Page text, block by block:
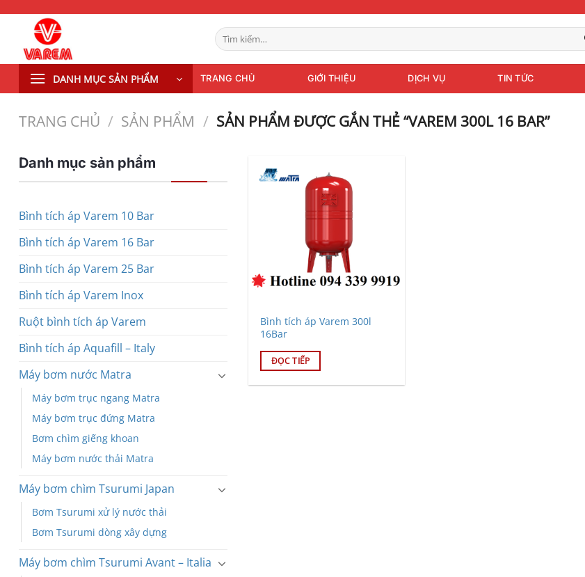
dung
Tìm
kiếm:
DANH MỤC SẢN PHẨM TRANG CHỦ GIỚI THIỆU DỊCH VỤ TIN TỨC
TRANG CHỦ / SẢN PHẨM / SẢN PHẨM ĐƯỢC GẮN THẺ “VAREM 300L 16 BAR”
Danh mục sản phẩm
Bình tích áp Varem 10 Bar
Bình tích áp Varem 16 Bar
Bình tích áp Varem 25 Bar
Bình tích áp Varem Inox
Ruột bình tích áp Varem
Bình tích áp Aquafill – Italy
Máy bơm nước Matra
Máy bơm trục ngang Matra
Máy bơm trục đứng Matra
Bơm chìm giếng khoan
Máy bơm nước thải Matra
Máy bơm chìm Tsurumi Japan
Bơm Tsurumi xử lý nước thải
Bơm Tsurumi dòng xây dựng
Máy bơm chìm Tsurumi Avant – Italia
Bình tích áp Varem 300l
16Bar
ĐỌC TIẾP